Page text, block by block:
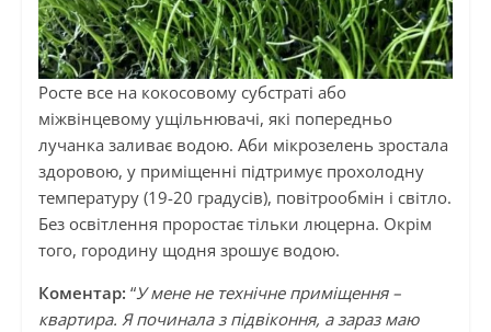
Росте все на кокосовому субстраті або
міжвінцевому ущільнювачі, які попередньо
лучанка заливає водою. Аби мікрозелень зростала
здоровою, у приміщенні підтримує прохолодну
температуру (19-20 градусів), повітрообмін і світло.
Без освітлення проростає тільки люцерна. Окрім
того, городину щодня зрошує водою.
Коментар: “У мене не технічне приміщення –
квартира. Я починала з підвіконня, а зараз маю